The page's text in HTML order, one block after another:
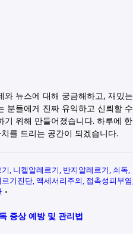
와 뉴스에 대해 궁금해하고, 재밌는
분들에게 진짜 유익하고 신뢰할 수
기 위해 만들어졌습니다. 하루에 한
를 드리는 공간이 되겠습니다.
니켈알레르기 반지알레르기 쇠독
르기진단 액세서리주의 접촉성피부염
증상 예방 및 관리법